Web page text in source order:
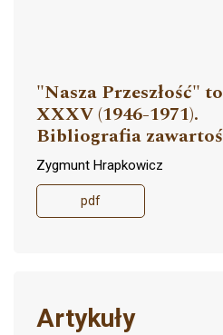
"Nasza Przeszłość"
XXXV (1946-1971).
Bibliografia
Zygmunt Hrapkowicz
pdf
Artykuły